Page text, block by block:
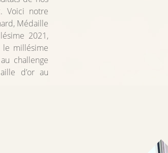
Voici notre
Médaille
2021,
millésime
challenge
d’or au